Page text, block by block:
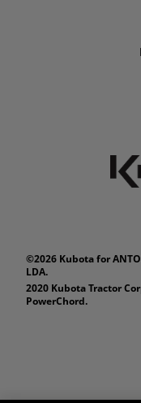
©2026 Kubota for
LDA.
2020 Kubota Tractor
PowerChord.